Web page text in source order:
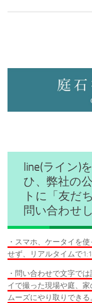
line(ライン)
ひ、弊社の
トに「友だ
問い合わせ
・スマホ、ケータイを
せず、リアルタイムで
・問い合わせで文字で
イで撮った現場や庭、
ムーズにやり取りできる